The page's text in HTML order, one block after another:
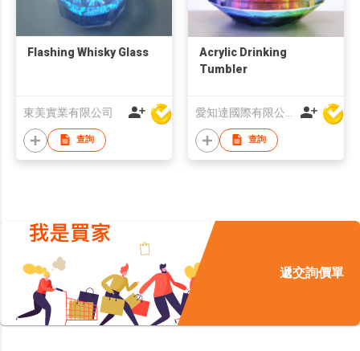
Flashing Whisky Glass
東美實業有限公司
查詢
Acrylic Drinking
Tumbler
查詢
遞交詢價單